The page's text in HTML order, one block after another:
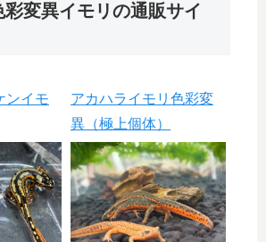
彩変異イモリの通販サイ
ンイモ
アカハライモリ色彩変
異（極上個体）